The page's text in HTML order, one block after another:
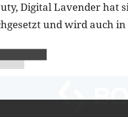
Digital Lavender hat
und wird auch